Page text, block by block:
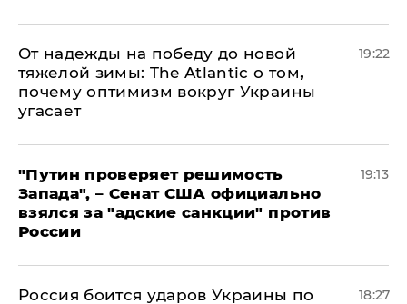
От надежды на победу до новой
тяжелой зимы: The Atlantic о том,
почему оптимизм вокруг Украины
угасает
19:22
"Путин проверяет решимость
Запада", – Сенат США официально
взялся за "адские санкции" против
России
19:13
Россия боится ударов Украины по
18:27